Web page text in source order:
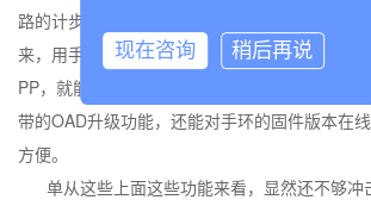
路的计步数，还有卡路里等信息，更能一目了
来，用手触摸屏幕，就能任意切换自己想要查
PP，就能对一天的运动状态起到非常直观的监
带的OAD升级功能，还能对手环的固件版本在线
方便。
单从这些上面这些功能来看，显然还不够冲
现在咨询 稍后再说